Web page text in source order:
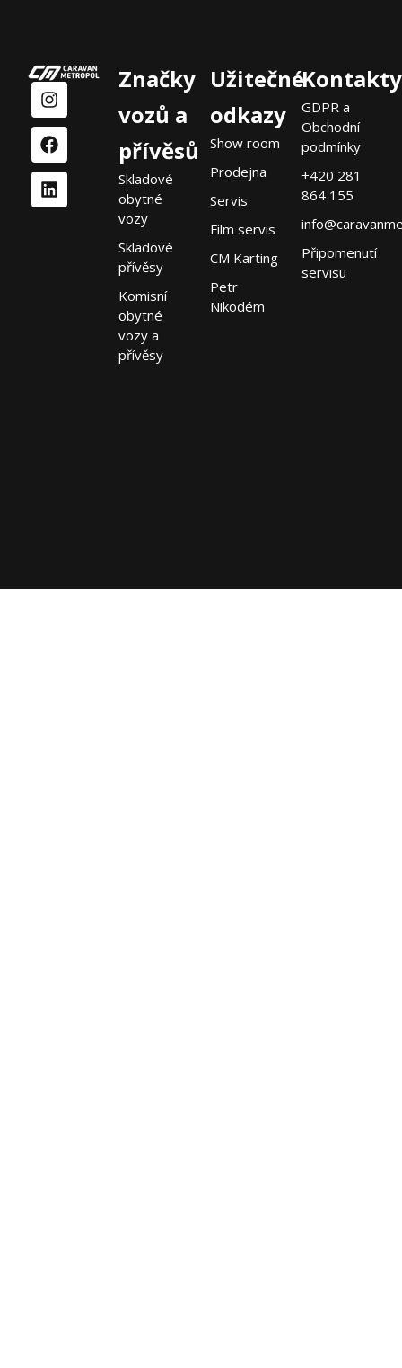
Značky
vozů a
přívěsů
Skladové
obytné
vozy
Skladové
přívěsy
Komisní
obytné
vozy a
přívěsy
Užitečné
odkazy
Show room
Prodejna
Servis
Film servis
CM Karting
Petr
Nikodém
Kontakty
GDPR a
Obchodní
podmínky
+420 281
864 155
Připomenutí
servisu